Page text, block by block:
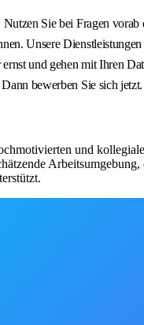
Sie bei Fragen
Unsere
und gehen mit Ihren
bewerben Sie sich
und